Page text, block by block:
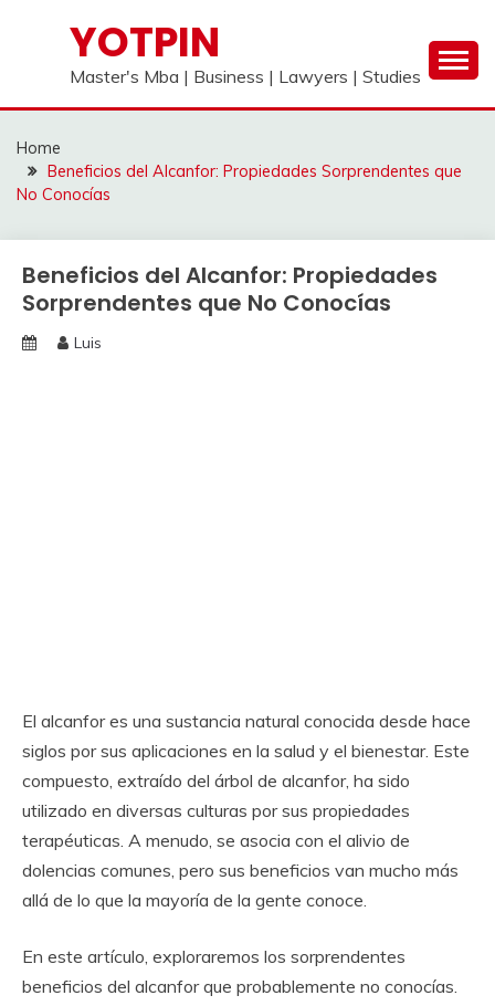
YOTPIN
Master's Mba | Business | Lawyers | Studies
Home
Beneficios del Alcanfor: Propiedades Sorprendentes que
No Conocías
Beneficios del Alcanfor: Propiedades
Sorprendentes que No Conocías
Luis
El alcanfor es una sustancia natural conocida desde hace
siglos por sus aplicaciones en la salud y el bienestar. Este
compuesto, extraído del árbol de alcanfor, ha sido
utilizado en diversas culturas por sus propiedades
terapéuticas. A menudo, se asocia con el alivio de
dolencias comunes, pero sus beneficios van mucho más
allá de lo que la mayoría de la gente conoce.
En este artículo, exploraremos los sorprendentes
beneficios del alcanfor que probablemente no conocías.